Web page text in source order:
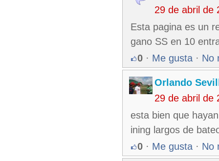
29 de abril de
Esta pagina es un
gano SS en 10
0 · Me gusta · No
Orlando
29 de abril de
esta bien que
ining largos de
0 · Me gusta · No